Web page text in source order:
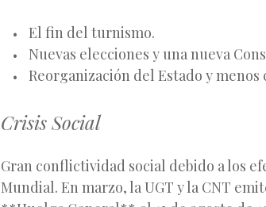
El fin del turnismo.
Nuevas elecciones y una nueva
Reorganización del Estado y
Crisis Social
Gran conflictividad social debido a los
Mundial. En marzo, la UGT y la CNT